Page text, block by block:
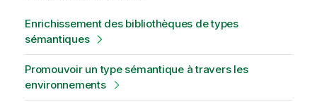
Enrichissement des bibliothèques de types
sémantiques
Promouvoir un type sémantique à travers les
environnements